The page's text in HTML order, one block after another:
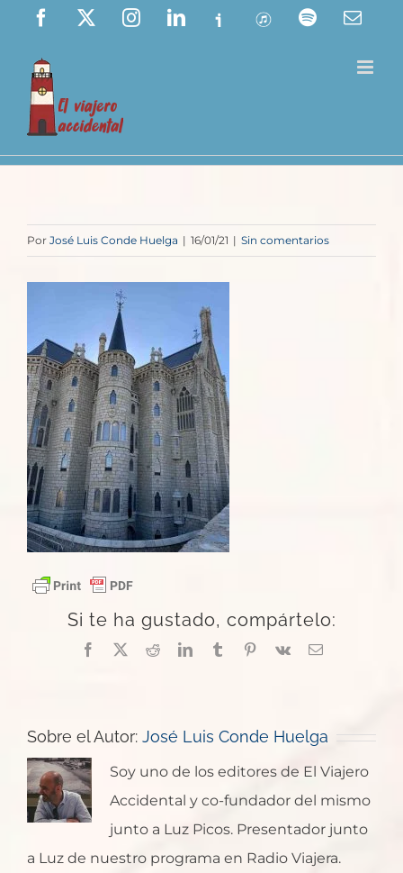
Saltar
contenido
Facebook InstagramLinkedIn
Ivoox ITunes Spotify
Por José Luis Conde Huelga | 16/01/21 | Sin comentarios
Si te ha gustado, compártelo:
Facebook
X RedditLinkedInTumblrPinterest
Vk
Correo
Sobre el Autor: José Luis Conde Huelga
Soy uno de los editores de El Viajero
Accidental y co-fundador del mismo
junto a Luz Picos. Presentador junto
a Luz de nuestro programa en Radio Viajera.